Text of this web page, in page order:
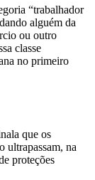
“trabalhador
alguém da
ou outro
classe
no primeiro
que os
ultrapassam, na
proteções